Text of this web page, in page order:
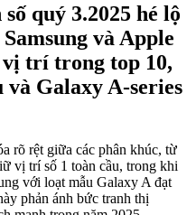
quý 3.2025 hé lộ
và Apple
trí trong top 10,
và Galaxy A-series
rõ rệt giữa các phân khúc, từ
vị trí số 1 toàn cầu, trong khi
với loạt mẫu Galaxy A đạt
phản ánh bức tranh thị